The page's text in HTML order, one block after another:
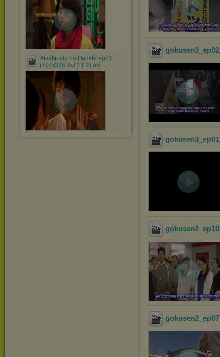
Atashinchi no Danshi ep03
(704x396 XviD 1.2).avi